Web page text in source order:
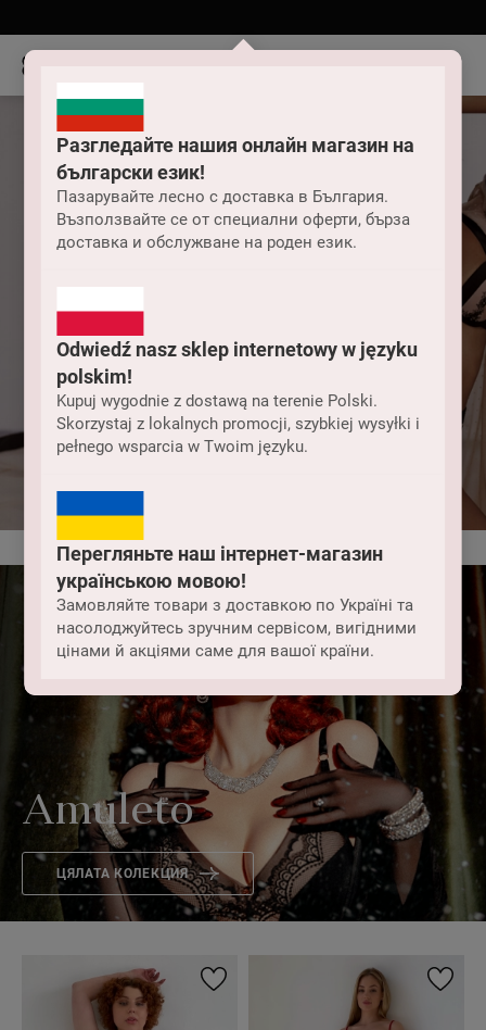
Разгледайте нашия онлайн магазин на
български език!
Пазарувайте лесно с доставка в България.
Възползвайте се от специални оферти, бърза
доставка и обслужване на роден език.
Odwiedź nasz sklep internetowy w języku
polskim!
Kupuj wygodnie z dostawą na terenie Polski.
Skorzystaj z lokalnych promocji, szybkiej wysyłki i
pełnego wsparcia w Twoim języku.
Перегляньте наш інтернет-магазин
українською мовою!
Замовляйте товари з доставкою по Україні та
насолоджуйтесь зручним сервісом, вигідними
цінами й акціями саме для вашої країни.
Женско облекло
Amuleto
ЦЯЛАТА КОЛЕКЦИЯ